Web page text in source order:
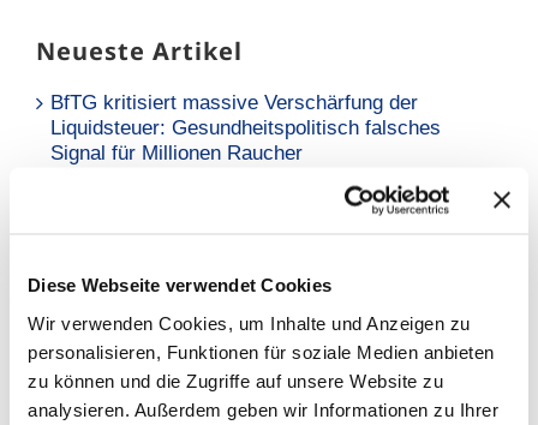
Diese Webseite verwendet Cookies
Wir verwenden Cookies, um Inhalte und Anzeigen zu
personalisieren, Funktionen für soziale Medien anbieten
zu können und die Zugriffe auf unsere Website zu
analysieren. Außerdem geben wir Informationen zu Ihrer
Neueste Artikel
BfTG kritisiert massive Verschärfung der
Liquidsteuer: Gesundheitspolitisch falsches
Signal für Millionen Raucher
Neue Analyse: Falsche Risikowahrnehmung hält
BfTG zum Referentenentwurf des
Grundproblem nicht – Kritik an
Stellungnahmefrist